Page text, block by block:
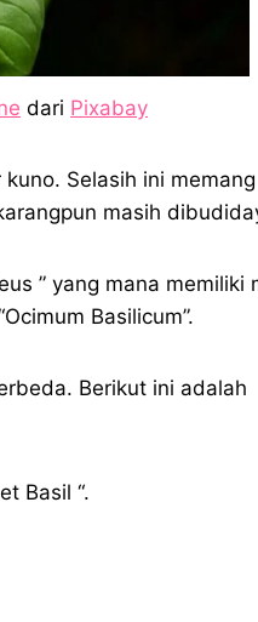
dari Pixabay
Selasih ini memang
masih
” yang mana memiliki
Basilicum”.
Berikut ini adalah
Basil “.